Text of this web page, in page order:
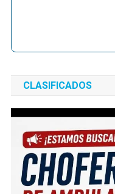
CLASIFICADOS